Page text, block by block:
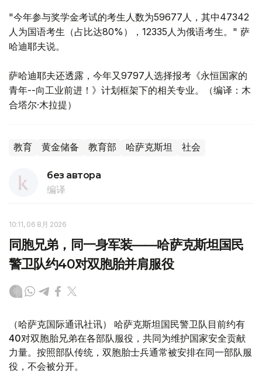
"今年参与奖学金考试的考生人数为59677人，其中47342
人为国语考生（占比达80%），12335人为俄语考生。" 萨
哈迪耶夫说。
萨哈迪耶夫还透露，今年又9797人选择报考《永恒国家的
青年--向工业前进！》计划框架下的相关专业。（编译：木
合塔尔·木拉提）
教育 黄金储备 教育部 哈萨克斯坦 社会
без автора
编译
10:11, 06 8月 2026
同胞兄弟，同一身军装——哈萨克斯坦国民
警卫队约40对双胞胎并肩服役
（哈萨克国际通讯社讯） 哈萨克斯坦国民警卫队目前约有
40对双胞胎兄弟在各部队服役，共同为维护国家安全贡献
力量。按照部队传统，双胞胎士兵通常被安排在同一部队服
役，不会被分开。